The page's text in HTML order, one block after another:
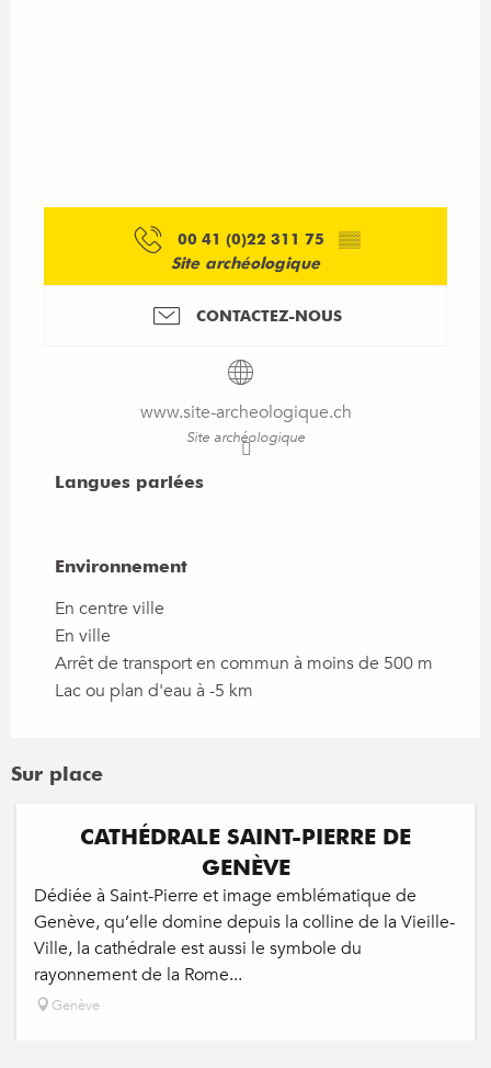
00 41 (0)22 311 75 ▒▒
Site archéologique
CONTACTEZ-NOUS
www.site-archeologique.ch
Site archéologique
Langues parlées
Langues parlées
Environnement
Environnement
En centre ville
En ville
Arrêt de transport en commun à moins de 500 m
Lac ou plan d'eau à -5 km
Sur place
CATHÉDRALE SAINT-PIERRE DE
GENÈVE
Dédiée à Saint-Pierre et image emblématique de
Genève, qu’elle domine depuis la colline de la Vieille-
Ville, la cathédrale est aussi le symbole du
rayonnement de la Rome...
Genève